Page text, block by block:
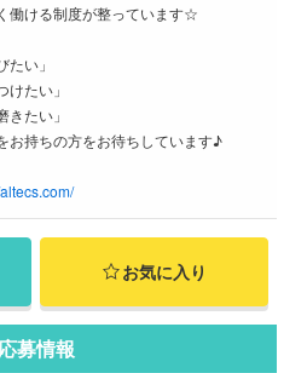
働ける制度が整っています☆
たい」
けたい」
きたい」
お持ちの方をお待ちしています♪
お気に入り
応募情報